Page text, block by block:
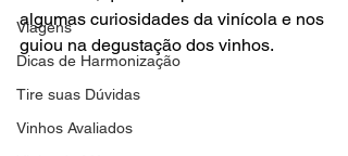
Viagens
Dicas de Harmonização
Tire suas Dúvidas
Vinhos Avaliados
algumas curiosidades da vinícola e nos
guiou na degustação dos vinhos.